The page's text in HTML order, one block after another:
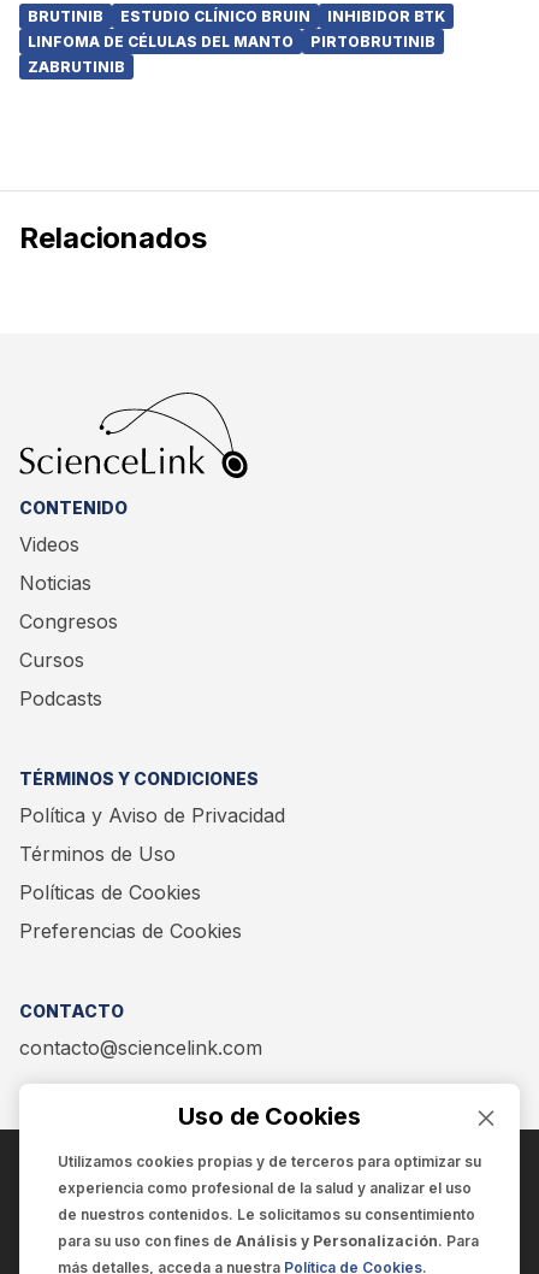
BRUTINIB ESTUDIO CLÍNICO BRUIN
INHIBIDOR BTK
LINFOMA DE CÉLULAS DEL MANTO
PIRTOBRUTINIB
ZABRUTINIB
Relacionados
CONTENIDO
Videos
Noticias
Congresos
Cursos
Podcasts
TÉRMINOS Y CONDICIONES
Política y Aviso de Privacidad
Términos de Uso
Políticas de Cookies
Preferencias de Cookies
CONTACTO
contacto@sciencelink.com
ENCUÉNTRANOS EN:
Uso de Cookies
Utilizamos cookies propias y de terceros para optimizar su
experiencia como profesional de la salud y analizar el uso
de nuestros contenidos. Le solicitamos su consentimiento
para su uso con fines de Análisis y Personalización. Para
más detalles, acceda a nuestra Política de Cookies.